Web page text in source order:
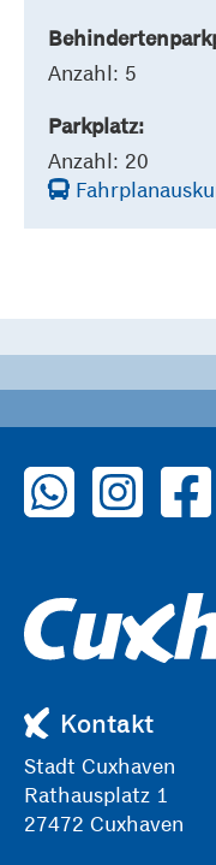
Anzahl: 5
Parkplatz:
Anzahl: 20
zu WhatsAppzu Instagram
zu
Kontakt
Stadt Cuxhaven
Rathausplatz 1
27472 Cuxhaven